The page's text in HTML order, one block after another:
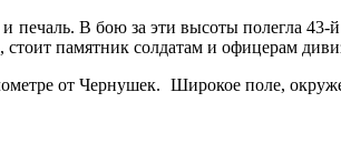
печаль. В бою за эти высоты полегла 43-й
памятник солдатам и офицерам
от Чернушек. Широкое поле,